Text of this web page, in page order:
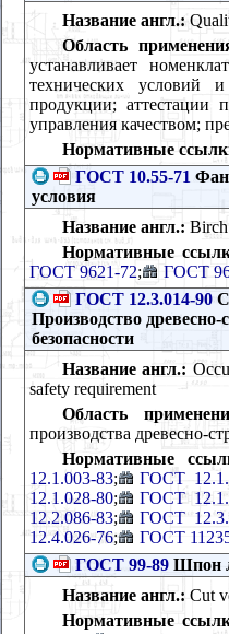
Название англ.:
Область
устанавливает
технических условий
продукции; аттестации
управления качеством;
Нормативные
ГОСТ 10.55-71
условия
Название англ.:
Нормативные
ГОСТ 9621-72;
ГОСТ
ГОСТ 12.3.014-90
Производство
безопасности
Название англ.:
safety requirement
Область
производства древесно-
Нормативные
12.1.003-83;
ГОСТ
12.1.028-80;
ГОСТ
12.2.086-83;
ГОСТ
12.4.026-76;
ГОСТ
ГОСТ 99-89 Шпон
Название англ.: Cut
Нормативные